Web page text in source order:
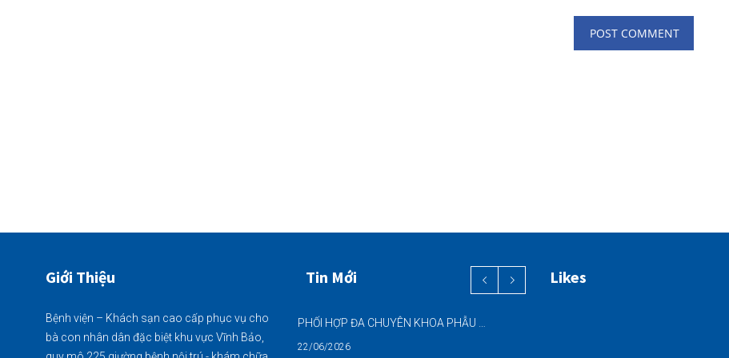
Giới Thiệu
Bệnh viện – Khách sạn cao cấp phục vụ cho
bà con nhân dân đặc biệt khu vực Vĩnh Bảo,
Tin Mới
PHỐI HỢP ĐA CHUYÊN KHOA PHẪU THUẬT NỘI SOI “2 TRONG 1” THÀNH CÔNG CHO BỆNH NHÂN 69 TUỔI MẮC ĐỒNG THỜI HAI BỆNH LÝ NẶNG
22/06/2026
Likes